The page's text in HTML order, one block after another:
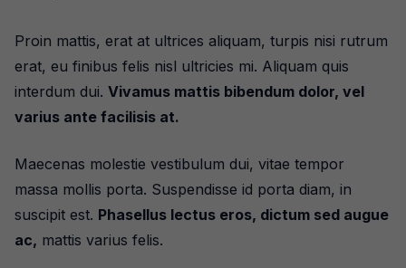
Proin mattis, erat at ultrices aliquam, turpis nisi rutrum
erat, eu finibus felis nisl ultricies mi. Aliquam quis
interdum dui. Vivamus mattis bibendum dolor, vel
varius ante facilisis at.
Maecenas molestie vestibulum dui, vitae tempor
massa mollis porta. Suspendisse id porta diam, in
suscipit est. Phasellus lectus eros, dictum sed augue
ac, mattis varius felis.